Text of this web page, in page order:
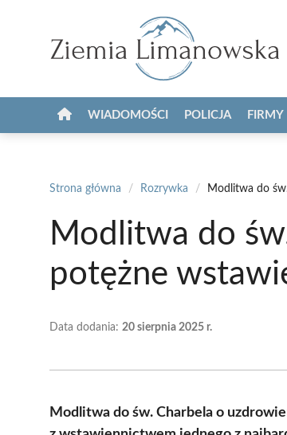
WIADOMOŚCI POLICJA FIRMY
Strona główna / Rozrywka / Modlitwa do
Modlitwa do
potężne
Data dodania: 20 sierpnia 2025 r.
Modlitwa do św. Charbela o